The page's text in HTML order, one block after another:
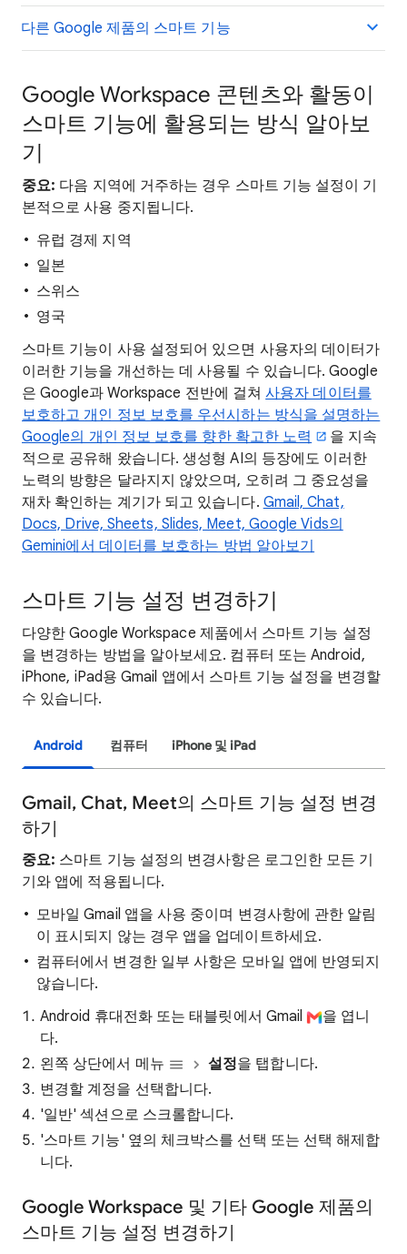
다른 Google 제품의 스마트 기능
Google Workspace 콘텐츠와 활동이
스마트 기능에 활용되는 방식 알아보
기
중요: 다음 지역에 거주하는 경우 스마트 기능 설정이 기
본적으로 사용 중지됩니다.
유럽 경제 지역
일본
스위스
영국
스마트 기능이 사용 설정되어 있으면 사용자의 데이터가
이러한 기능을 개선하는 데 사용될 수 있습니다. Google
은 Google과 Workspace 전반에 걸쳐사용자 데이터를
보호하고 개인 정보 보호를 우선시하는 방식을 설명하는
Google의 개인 정보 보호를 향한 확고한 노력
을 지속
적으로 공유해 왔습니다. 생성형 AI의 등장에도 이러한
노력의 방향은 달라지지 않았으며, 오히려 그 중요성을
재차 확인하는 계기가 되고 있습니다. Gmail, Chat,
Docs, Drive, Sheets, Slides, Meet, Google Vids의
Gemini에서 데이터를 보호하는 방법 알아보기
스마트 기능 설정 변경하기
다양한 Google Workspace 제품에서 스마트 기능 설정
을 변경하는 방법을 알아보세요. 컴퓨터 또는 Android,
iPhone, iPad용 Gmail 앱에서 스마트 기능 설정을 변경할
수 있습니다.
Android 컴퓨터 iPhone 및 iPad
Gmail, Chat, Meet의 스마트 기능 설정 변경
하기
중요: 스마트 기능 설정의 변경사항은 로그인한 모든 기
기와 앱에 적용됩니다.
모바일 Gmail 앱을 사용 중이며 변경사항에 관한 알림
이 표시되지 않는 경우 앱을 업데이트하세요.
컴퓨터에서 변경한 일부 사항은 모바일 앱에 반영되지
않습니다.
Android 휴대전화 또는 태블릿에서 Gmail
을 엽니
다.
왼쪽 상단에서 메뉴
설정을 탭합니다.
변경할 계정을 선택합니다.
'일반' 섹션으로 스크롤합니다.
'스마트 기능' 옆의 체크박스를 선택 또는 선택 해제합
니다.
Google Workspace 및 기타 Google 제품의
스마트 기능 설정 변경하기